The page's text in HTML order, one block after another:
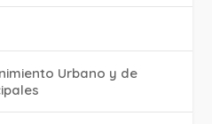
Urbano y de